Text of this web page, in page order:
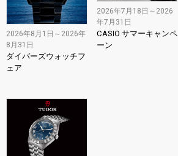
2026年8月1日～2026年
8月31日
ダイバーズウォッチフ
ェア
2026年7月18日～2026
年7月31日
CASIO サマーキャンペ
ーン